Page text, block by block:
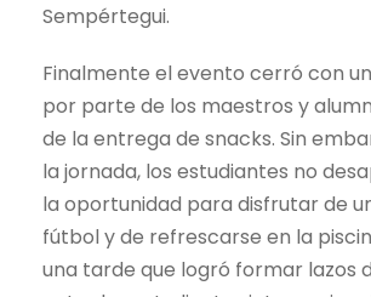
Sempértegui.
Finalmente el evento cerró con
por parte de los maestros y
de la entrega de snacks. Sin
la jornada, los estudiantes no
la oportunidad para disfrutar de
fútbol y de refrescarse en la
una tarde que logró formar lazos